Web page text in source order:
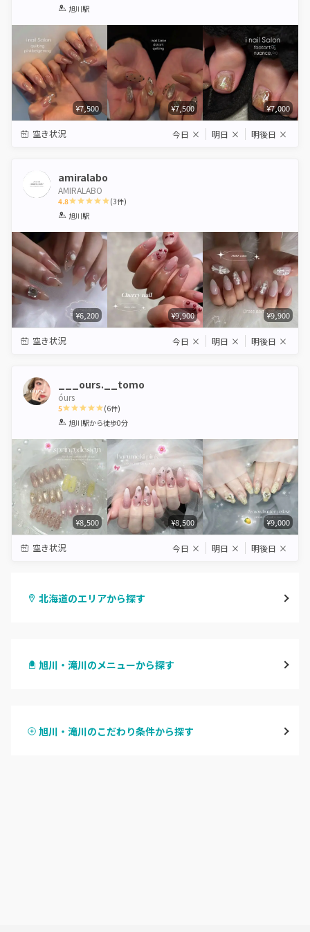
1 2 3
旭川駅
¥7,500 ¥7,500 ¥7,000
空き状況 今日 × 明日 × 明後日 ×
amiralabo
AMIRALABO
4.8
1 2 3
(3件)
旭川駅
¥6,200 ¥9,900 ¥9,900
空き状況 今日 × 明日 × 明後日 ×
___ours.__tomo
óurs
5
1 2 3 4 5
(6件)
旭川駅から徒歩0分
¥8,500 ¥8,500 ¥9,000
空き状況 今日 × 明日 × 明後日 ×
北海道のエリアから探す
北区・東区
旭川・滝川のメニューから探す
ハンドスカルプ
旭川・滝川のこだわり条件から探す